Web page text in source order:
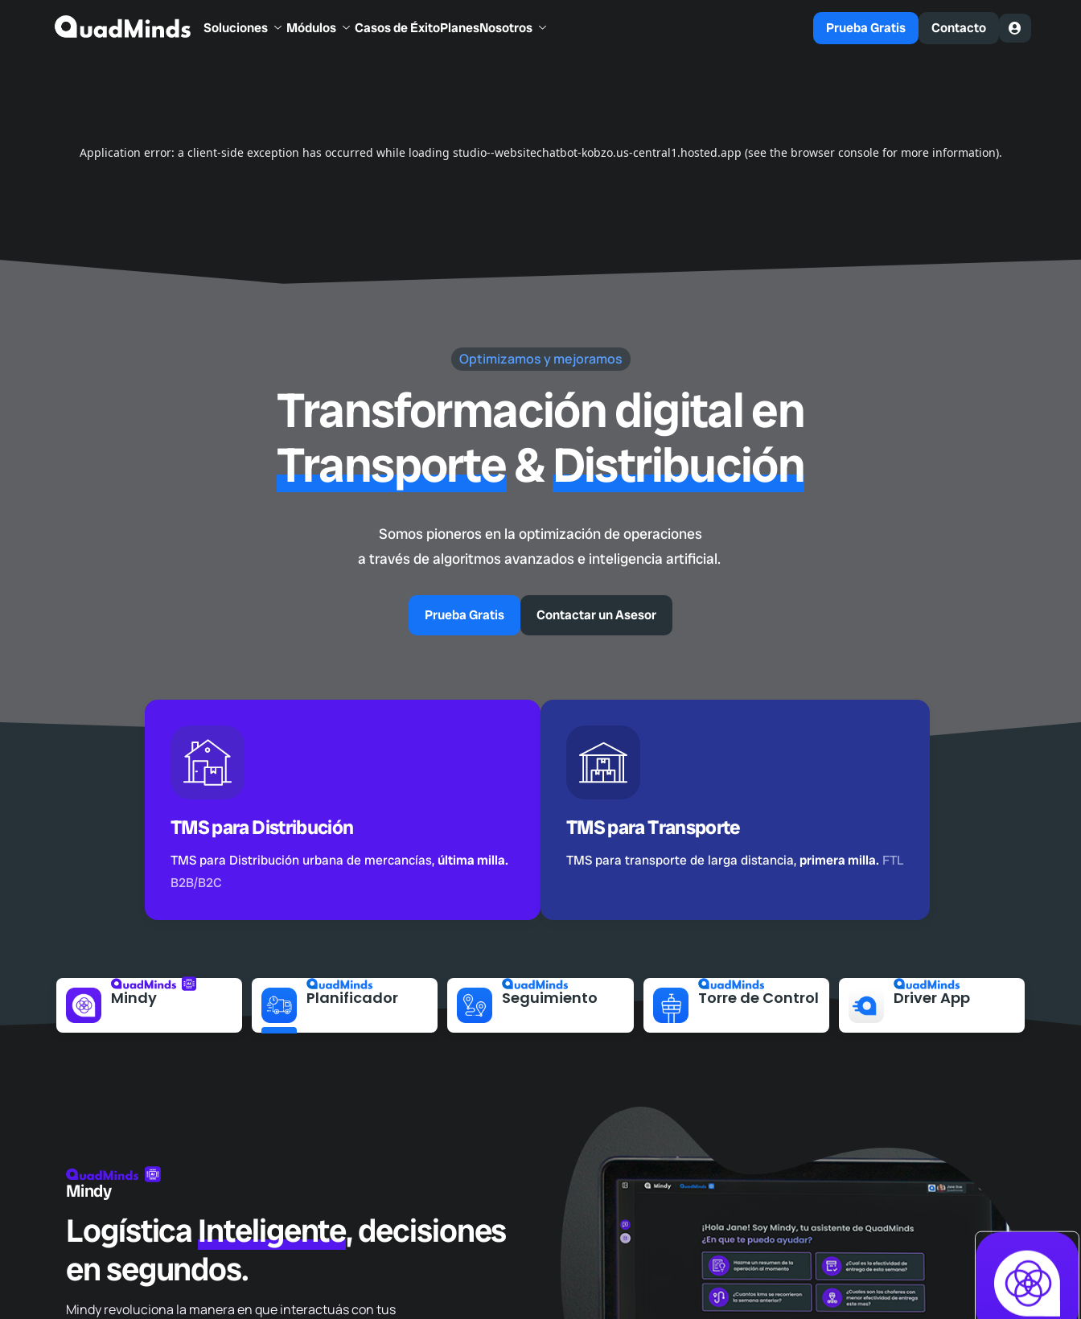
Soluciones Módulos Casos de ÉxitoPlanesNosotros Prueba Gratis Contacto
Optimizamos y mejoramos
Transformación digital en
Transporte&Distribución
Somos pioneros en la optimización de operaciones
a través de algoritmos avanzados e inteligencia artificial.
Prueba Gratis Contactar un Asesor
TMS para Distribución
TMS para Distribución urbana de mercancías, última milla.
B2B/B2C
TMS para Transporte
TMS para transporte de larga distancia, primera milla. FTL
Mindy Planificador Seguimiento Torre de Control Driver App
Mindy
LogísticaInteligente, decisiones
en segundos.
Mindy revoluciona la manera en que interactuáscontus